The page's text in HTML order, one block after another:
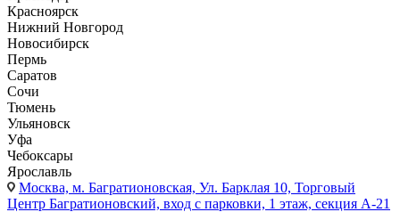
Красноярск
Нижний Новгород
Новосибирск
Пермь
Саратов
Сочи
Тюмень
Ульяновск
Уфа
Чебоксары
Ярославль
Москва, м. Багратионовская, Ул. Барклая 10, Торговый
Центр Багратионовский, вход с парковки, 1 этаж, секция А-21